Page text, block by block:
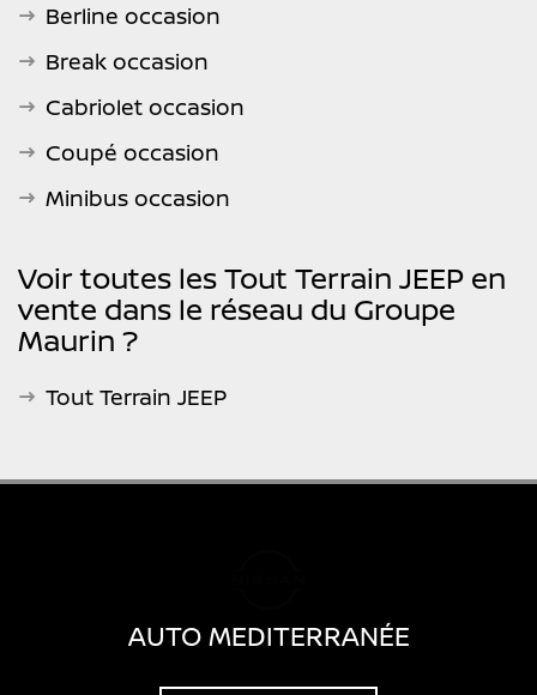
Berline occasion
Break occasion
Cabriolet occasion
Coupé occasion
Minibus occasion
Voir toutes les Tout Terrain JEEP en
vente dans le réseau du Groupe
Maurin ?
Tout Terrain JEEP
AUTO MEDITERRANÉE